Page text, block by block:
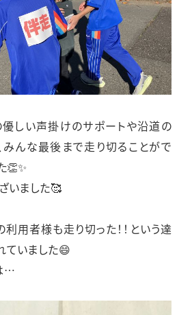
優しい声掛けのサポートや沿道の
みんな最後まで走り切ることがで
👏✨
いました🥰
用者様も走り切った！！という達
ていました😄
…